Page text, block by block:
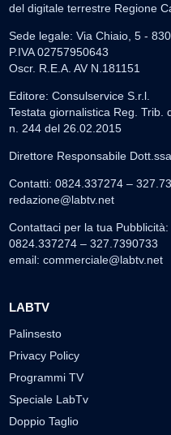
del digitale terrestre Regione
Sede legale: Via Chiaio, 5 -
P.IVA 02757950643
Oscr. R.E.A. AV N.181151
Editore: Consulservice S.r.l.
Testata giornalistica Reg. Trib.
n. 244 del 26.02.2015
Direttore Responsabile
Contatti: 0824.337274 –
redazione@labtv.net
Contattaci per la tua Pubblicità:
0824.337274 – 327.7390733
email: commerciale@labtv.net
LABTV
Palinsesto
Privacy Policy
Programmi TV
Speciale LabTv
Doppio Taglio